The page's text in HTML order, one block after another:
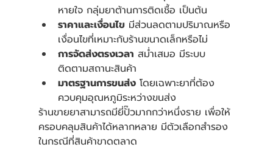
หายใจ กลุ่มยาต้านการติดเชื้อ เป็นต้น
ราคาและเงื่อนไข มีส่วนลดตามปริมาณหรือ
เงื่อนไขที่เหมาะกับร้านขนาดเล็กหรือไม่
การจัดส่งตรงเวลา สม่ำเสมอ มีระบบ
ติดตามสถานะสินค้า
มาตรฐานการขนส่ง โดยเฉพาะยาที่ต้อง
ควบคุมอุณหภูมิระหว่างขนส่ง
ร้านขายยาสามารถมียี่ปั๊วมากกว่าหนึ่งราย เพื่อให้
ครอบคลุมสินค้าได้หลากหลาย มีตัวเลือกสำรอง
ในกรณีที่สินค้าขาดตลาด